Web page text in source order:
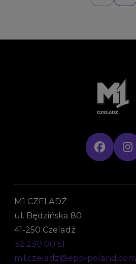
M1 CZELADŹ
ul. Będzińska 80
41-250 Czeladź
32 230 00 51
m1.czeladz@epp-poland.com